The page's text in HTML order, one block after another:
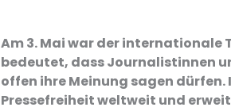
Am 3. Mai war der internationale
bedeutet, dass Journalistinnen
offen ihre Meinung sagen
Pressefreiheit weltweit und